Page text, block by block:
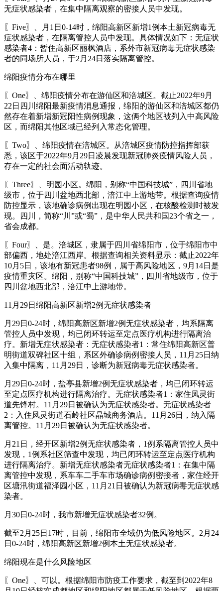
无症状感染者，在集中隔离观察的密接人员中发现。
〖Five〗、月1日0-14时，绵阳高新区新增1例本土新冠病毒无
症状感染者，在隔离管控人员中发现。具体情况如下：无症状
感染者4：暂住高新区丽枫酒店，系外市新冠病毒无症状感染
者的同场所人员，于2月24日落实隔离管控。
绵阳疫情分布在哪里
〖One〗、绵阳疫情分布在游仙区和涪城区。截止2022年9月
22日四川绵阳最新疫情消息通报，绵阳的游仙区和涪城区都仍
然存在着新增新冠阳性病例现象，这俩个地区被列入中高风险
区，而绵阳其他区域已经列入常态化管理。
〖Two〗、绵阳疫情在涪城区。从涪城区疫情防控指挥部获
悉，该区于2022年9月29日凌晨发现新冠肺炎疫情风险人员，
存在一定的社会面活动轨迹。
〖Three〗、明园小区。绵阳，别称“中国科技城”，四川省地
级市，位于四川盆地西北部，涪江中上游地带。根据查询疫情
防控显示，该地确诊病例出现在明园小区，在核酸检测时被发
现。四川，简称“川”或“蜀”，是中华人民共和国23个省之一，
省会成都。
〖Four〗、是。涪城区，隶属于四川省绵阳市，位于绵阳市中
部偏西，地处涪江西岸。根据查询相关资料显示：截止2022年
10月5日，该地有新冠患者98例，属于高风险地区，9月14日是
疫情重灾区。绵阳，别称“中国科技城”，四川省地级市，位于
四川盆地西北部，涪江中上游地带。
11月29日绵阳高新区新增2例无症状感染者
月29日0-24时，绵阳高新区新增2例无症状感染者，均系隔离
管控人员中发现，均已闭环转运至定点医疗机构进行隔离治
疗。新增无症状感染者：无症状感染者1：常住绵阳高新区普
明街道双碑社区十组，系区外确诊病例密接人员，11月25日纳
入集中隔离，11月29日，诊断为新冠病毒无症状感染者。
月29日0-24时，盐亭县新增2例无症状感染者，均已闭环转运
至定点医疗机构进行隔离治疗。无症状感染者1：家住凤灵街
道先锋村。11月29日被确认为无症状感染者。无症状感染者
2：入住凤灵街道石岭社区晶城商务酒店。11月26日，纳入隔
离管控。11月29日被确认为无症状感染者。
月21日，经开区新增2例无症状感染者，1例系隔离管控人员中
发现，1例系社区筛查中发现，均已闭环转运至定点医疗机构
进行隔离治疗。新增无症状感染者无症状感染者1：在集中隔
离管控中发现，系车车二手车市场确诊病例密接者，家住经开
区塘汛街道福泽园小区，11月21日被确认为新冠病毒无症状感
染者。
月30日0-24时，我市新增无症状感染者32例。
截至2月25日17时，目前，绵阳市全域仍为低风险地区。2月24
日0-24时，绵阳高新区新增2例本土无症状感染者。
绵阳现在是什么风险地区
〖One〗、可以。根据绵阳市防疫工作要求，截至到2022年8